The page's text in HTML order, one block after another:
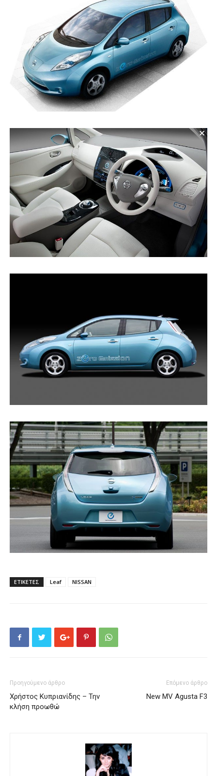
ΕΤΙΚΕΤΕΣ Leaf NISSAN
Προηγούμενο άρθρο
Χρήστος Κυπριανίδης – Την
κλήση προωθώ
Επόμενο άρθρο
New MV Agusta F3